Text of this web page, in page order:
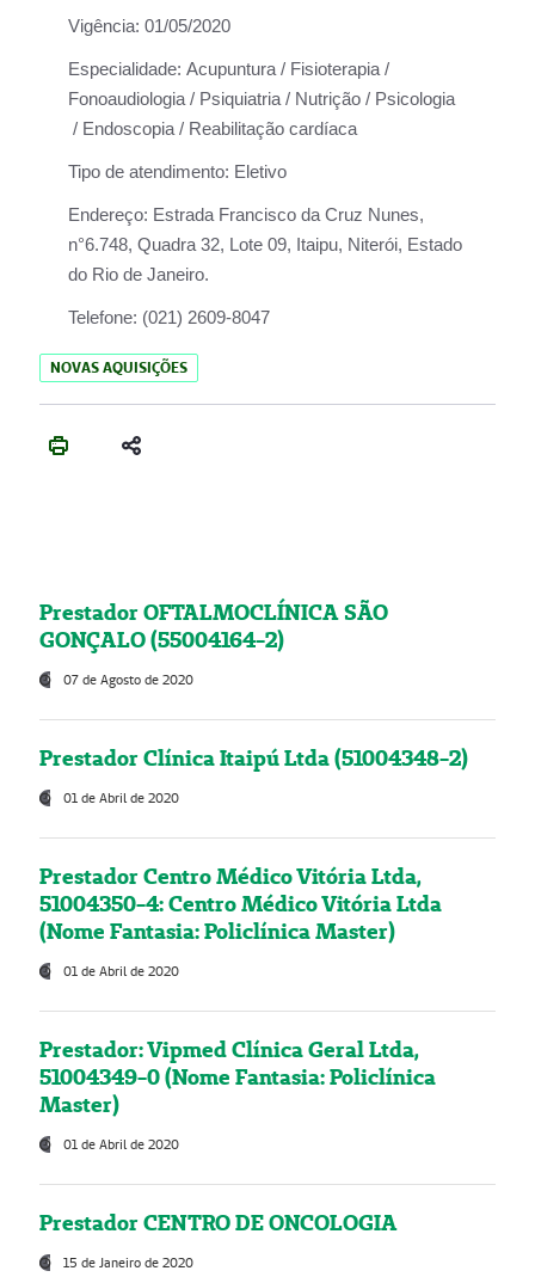
Vigência: 01/05/2020
Especialidade: Acupuntura / Fisioterapia /
Fonoaudiologia / Psiquiatria / Nutrição / Psicologia
/ Endoscopia / Reabilitação cardíaca
Tipo de atendimento: Eletivo
Endereço: Estrada Francisco da Cruz Nunes,
n°6.748, Quadra 32, Lote 09, Itaipu, Niterói, Estado
do Rio de Janeiro.
Telefone: (021) 2609-8047
NOVAS AQUISIÇÕES
Prestador OFTALMOCLÍNICA SÃO
GONÇALO (55004164-2)
07 de Agosto de 2020
Prestador Clínica Itaipú Ltda (51004348-2)
01 de Abril de 2020
Prestador Centro Médico Vitória Ltda,
51004350-4: Centro Médico Vitória Ltda
(Nome Fantasia: Policlínica Master)
01 de Abril de 2020
Prestador: Vipmed Clínica Geral Ltda,
51004349-0 (Nome Fantasia: Policlínica
Master)
01 de Abril de 2020
Prestador CENTRO DE ONCOLOGIA
15 de Janeiro de 2020